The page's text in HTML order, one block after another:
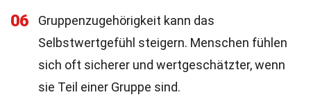
06
Gruppenzugehörigkeit kann das
Selbstwertgefühl steigern. Menschen fühlen
sich oft sicherer und wertgeschätzter, wenn
sie Teil einer Gruppe sind.